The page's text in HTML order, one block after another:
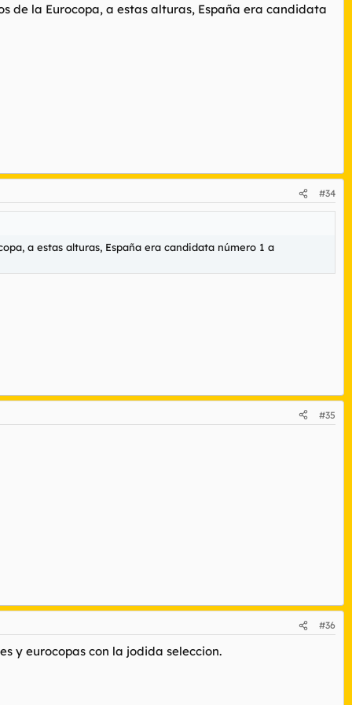
de la Eurocopa, a estas alturas, España era candidata
#34
a estas alturas, España era candidata número 1 a
#35
#36
y eurocopas con la jodida seleccion.